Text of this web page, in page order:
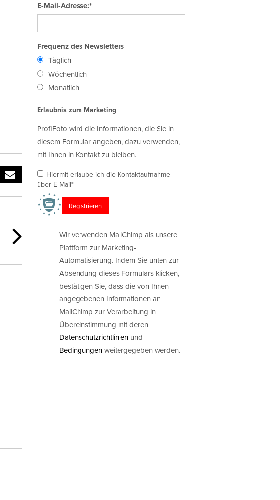
E-Mail-Adresse:*
Frequenz des Newsletters
Täglich
Wöchentlich
Monatlich
Erlaubnis zum Marketing
ProfiFoto wird die Informationen, die Sie in
diesem Formular angeben, dazu verwenden,
mit Ihnen in Kontakt zu bleiben.
Hiermit erlaube ich die Kontaktaufnahme
über E-Mail*
Wir verwenden MailChimp als unsere
Plattform zur Marketing-
Automatisierung. Indem Sie unten zur
Absendung dieses Formulars klicken,
bestätigen Sie, dass die von Ihnen
angegebenen Informationen an
MailChimp zur Verarbeitung in
Übereinstimmung mit deren
Datenschutzrichtlinien und
Bedingungenweitergegeben werden.